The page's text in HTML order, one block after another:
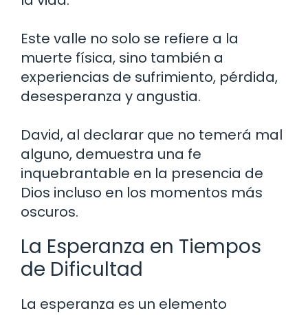
Este valle no solo se refiere a la
muerte física, sino también a
experiencias de sufrimiento, pérdida,
desesperanza y angustia.
David, al declarar que no temerá mal
alguno, demuestra una fe
inquebrantable en la presencia de
Dios incluso en los momentos más
oscuros.
La Esperanza en Tiempos
de Dificultad
La esperanza es un elemento